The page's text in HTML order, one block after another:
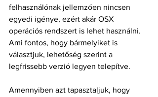
felhasználónak jellemzően nincsen
egyedi igénye, ezért akár OSX
operációs rendszert is lehet használni.
Ami fontos, hogy bármelyiket is
választjuk, lehetőség szerint a
legfrissebb verzió legyen telepítve.
Amennyiben azt tapasztaljuk, hogy